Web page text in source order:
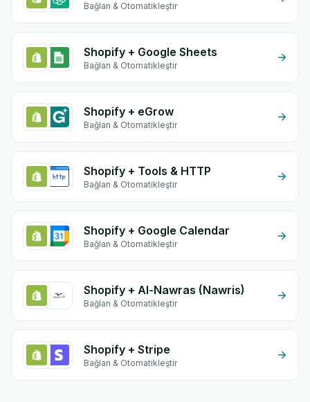
Bağlan & Otomatikleştir
Shopify + Google Sheets
Bağlan & Otomatikleştir
Shopify + eGrow
Bağlan & Otomatikleştir
Shopify + Tools & HTTP
Bağlan & Otomatikleştir
Shopify + Google Calendar
Bağlan & Otomatikleştir
Shopify + Al-Nawras (Nawris)
Bağlan & Otomatikleştir
Shopify + Stripe
Bağlan & Otomatikleştir